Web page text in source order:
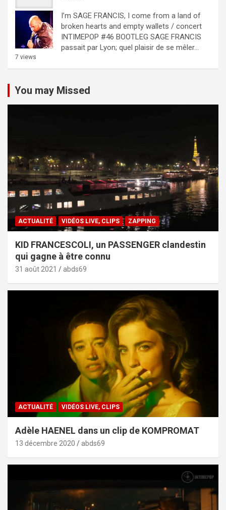
I’m SAGE FRANCIS, I come from a land of
broken hearts and empty wallets / concert
INTIMEPOP #46 BOOTLEG SAGE FRANCIS
passait par Lyon; quel plaisir de se mêler...
7 views
You may Missed
ACTUALITÉ VIDÉOS LIVE, CLIPS ZAPPING
KID FRANCESCOLI, un PASSENGER clandestin
qui gagne à être connu
31 août 2021 abds69
ACTUALITÉ VIDÉOS LIVE, CLIPS
Adèle HAENEL dans un clip de KOMPROMAT
13 décembre 2020 abds69